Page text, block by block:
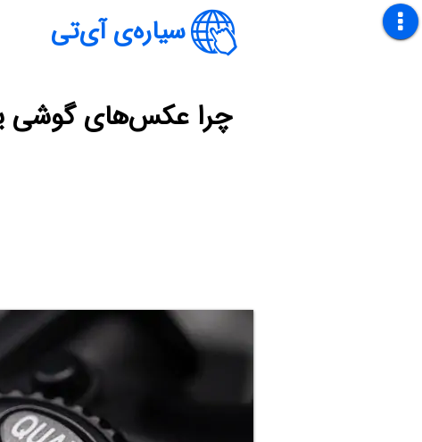
سیاره‌ی آی‌تی
چرا عکس‌های گوشی